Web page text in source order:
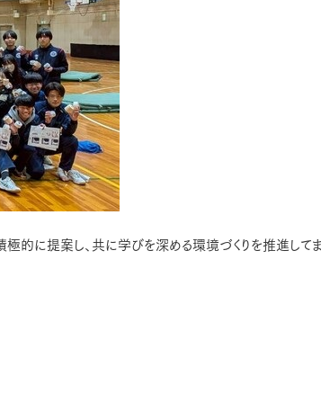
的に提案し、共に学びを深める環境づくりを推進して